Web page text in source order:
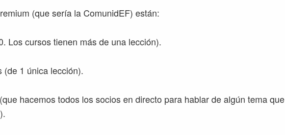
(que sería la ComunidEF) están:
Los cursos tienen más de una lección).
(de 1 única lección).
hacemos todos los socios en directo para hablar de algún tema que